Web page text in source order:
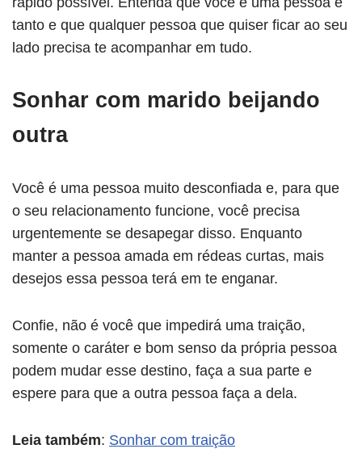
tanto e que qualquer pessoa que quiser ficar ao seu
lado precisa te acompanhar em tudo.
Sonhar com marido beijando
outra
Você é uma pessoa muito desconfiada e, para que
o seu relacionamento funcione, você precisa
urgentemente se desapegar disso. Enquanto
manter a pessoa amada em rédeas curtas, mais
desejos essa pessoa terá em te enganar.
Confie, não é você que impedirá uma traição,
somente o caráter e bom senso da própria pessoa
podem mudar esse destino, faça a sua parte e
espere para que a outra pessoa faça a dela.
Leia também: Sonhar com traição